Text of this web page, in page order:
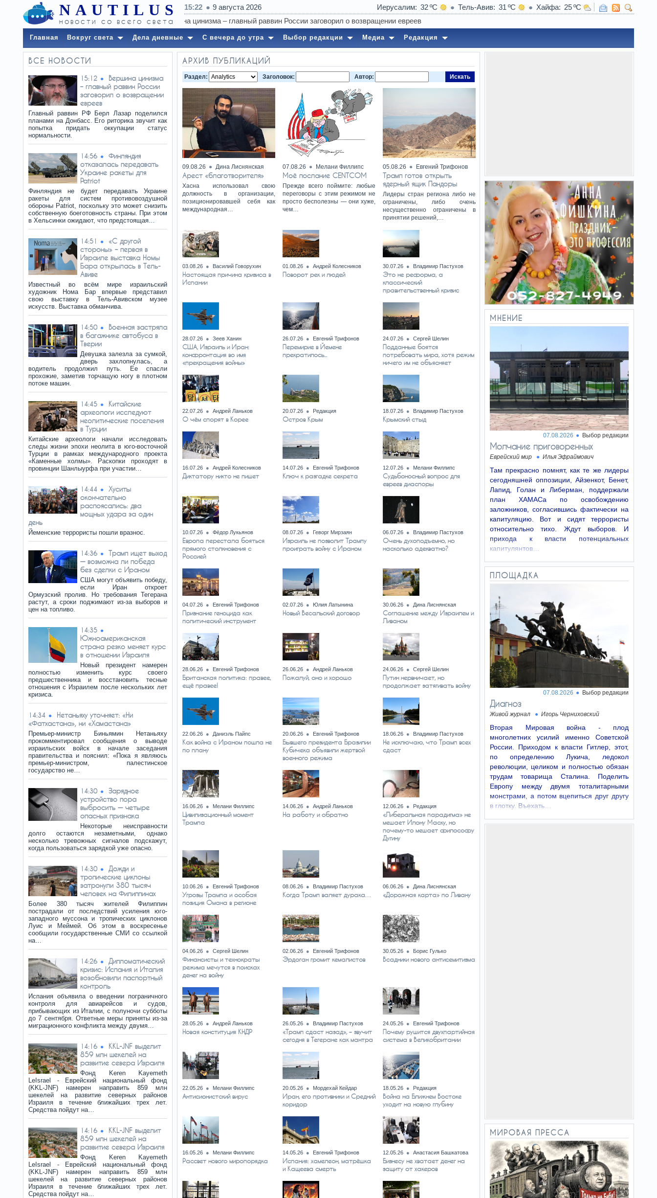
NAUTILUS
новости со всего света
15:22 9 августа 2026 Иерусалим 32 Тель-Авив 31 Хайфа
25
14:50
Военная застряла в багажнике автобуса в Тверии
Главная Вокруг света Дела дневные С вечера до утра Выбор редакции Медиа Редакция
ВСЕ НОВОСТИ
15:12
Вершина цинизма
– главный раввин России
заговорил о возвращении
евреев
Главный раввин РФ Берл Лазар поделился
планами на Донбасс. Его риторика звучит как
попытка придать оккупации статус
нормальности.
14:56
Финляндия
отказалась передавать
Украине ракеты для
Patriot
Финляндия не будет передавать Украине
ракеты для систем противовоздушной
обороны Patriot, поскольку это может снизить
собственную боеготовность страны. При этом
в Хельсинки ожидают, что предстоящая…
14:51
«С другой
стороны» – первая в
Израиле выставка Номы
Бара открылась в Тель-
Авиве
Известный во всём мире израильский
художник Нома Бар впервые представил
свою выставку в Тель-Авивском музее
искусств. Выставка обманчива.
14:50
Военная застряла
в багажнике автобуса в
Тверии
Девушка залезла за сумкой,
дверь захлопнулась, а
водитель продолжил путь. Ее спасли
прохожие, заметив торчащую ногу в плотном
потоке машин.
14:45
Китайские
археологи исследуют
неолитические поселения
в Турции
Китайские археологи начали исследовать
следы жизни эпохи неолита в юго-восточной
Турции в рамках международного проекта
«Каменные холмы». Раскопки проходят в
провинции Шанлыурфа при участии…
14:44
Хуситы
окончательно
распоясались: два
мощных удара за один
день
Йеменские террористы пошли вразнос.
14:36
Трамп ищет выход
— возможна ли победа
без сделки с Ираном
США могут объявить победу,
если Иран откроет
Ормузский пролив. Но требования Тегерана
растут, а сроки поджимают из-за выборов и
цен на топливо.
14:35
Южноамериканская
страна резко меняет курс
в отношении Израиля
Новый президент намерен
полностью изменить курс своего
предшественника и восстановить тесные
отношения с Израилем после нескольких лет
кризиса.
14:34
Нетаньяху уточняет: «Ни
«Фатхастана», ни «Хамастана»
Премьер-министр Биньямин Нетаньяху
прокомментировал сообщения о выводе
израильских войск в начале заседания
правительства и пояснил: «Пока я являюсь
премьер-министром, палестинское
государство не…
14:30
Зарядное
устройство пора
выбросить — четыре
опасных признака
Некоторые неисправности
долго остаются незаметными, однако
несколько тревожных сигналов подскажут,
когда пользоваться зарядкой уже опасно.
14:30
Дожди и
тропические циклоны
затронули 380 тысяч
человек на Филиппинах
Более 380 тысяч жителей Филиппин
пострадали от последствий усиления юго-
западного муссона и тропических циклонов
Луис и Меймей. Об этом в воскресенье
сообщили государственные СМИ со ссылкой
на…
14:26
Дипломатический
кризис: Испания и Италия
возобновили паспортный
контроль
Испания объявила о введении пограничного
контроля для авиарейсов и судов,
прибывающих из Италии, с полуночи субботы
до 7 сентября. Ответные меры приняты из-за
миграционного конфликта между двумя…
14:16
KKL-JNF выделит
859 млн шекелей на
развитие севера Израиля
Фонд Keren Kayemeth
LeIsrael - Еврейский национальный фонд
(KKL-JNF) намерен направить 859 млн
шекелей на развитие северных районов
Израиля в течение ближайших трех лет.
Средства пойдут на…
14:16
KKL-JNF выделит
859 млн шекелей на
развитие севера Израиля
Фонд Keren Kayemeth
LeIsrael - Еврейский национальный фонд
(KKL-JNF) намерен направить 859 млн
шекелей на развитие северных районов
Израиля в течение ближайших трех лет.
Средства пойдут на…
АРХИВ ПУБЛИКАЦИЙ
Раздел: Заголовок: Автор: Искать
09.08.26 Дина Лиснянская
Арест «благотворителя»
Хасна использовал свою
должность в организации,
позиционировавшей себя как
международная…
07.08.26 Мелани Филлипс
Моё послание CENTCOM
Прежде всего поймите: любые
переговоры с этим режимом не
просто бесполезны — они хуже,
чем…
05.08.26 Евгений Трифонов
Трамп готов открыть
ядерный ящик Пандоры
Лидеры стран региона либо не
ограничены, либо очень
несущественно ограничены в
принятии решений,…
03.08.26 Василий Говорухин
Настоящая причина кризиса в
Испании
01.08.26 Андрей Колесников
Поворот рек и людей
30.07.26 Владимир Пастухов
Это не реформа, а
классический
правительственный кризис
28.07.26 Зеев Ханин
США, Израиль и Иран:
конфронтация во имя
«прекращения войны»
26.07.26 Евгений Трифонов
Перемирие в Йемене
прекратилось...
24.07.26 Сергей Шелин
Подданные боятся
потребовать мира, хотя режим
ничего им не объясняет
22.07.26 Андрей Ланьков
О чём спорят в Корее
20.07.26 Редакция
Остров Крым
18.07.26 Владимир Пастухов
Крымский стыд
16.07.26 Андрей Колесников
Диктатору никто не пишет
14.07.26 Евгений Трифонов
Ключ к разгадке секрета
12.07.26 Мелани Филлипс
Судьбоносный вопрос для
евреев диаспоры
10.07.26 Фёдор Лукьянов
Европа перестала бояться
прямого столкновения с
Россией
08.07.26 Геворг Мирзаян
Израиль не позволит Трампу
проиграть войну с Ираном
06.07.26 Владимир Пастухов
Очень духоподъемно, но
насколько адекватно?
04.07.26 Евгений Трифонов
Признание геноцида как
политический инструмент
02.07.26 Юлия Латынина
Новый Весальский договор
30.06.26 Дина Лиснянская
Соглашение между Израилем и
Ливаном
28.06.26 Евгений Трифонов
Британская политика: правее,
ещё правее!
26.06.26 Андрей Ланьков
Пожалуй, оно и хорошо
24.06.26 Сергей Шелин
Путин нервничает, но
продолжает затягивать войну
22.06.26 Даниэль Пайпс
Как война с Ираном пошла не
по плану
20.06.26 Евгений Трифонов
Бывшего президента Бразилии
Кубичека объявили жертвой
военного режима
18.06.26 Владимир Пастухов
Не исключаю, что Трамп всех
сдаст
16.06.26 Мелани Филлипс
Цивилизационный момент
Трампа
14.06.26 Андрей Ланьков
На работу и обратно
12.06.26 Редакция
«Либеральная парадигма» не
мешает Илону Маску, но
почему-то мешает философу
Дугину
10.06.26 Евгений Трифонов
Угрозы Трампа и особая
позиция Омана в регионе
08.06.26 Владимир Пастухов
Когда Трамп валяет дурака…
06.06.26 Дина Лиснянская
«Дорожная карта» по Ливану
04.06.26 Сергей Шелин
Финансисты и технократы
режима мечутся в поисках
денег на войну
02.06.26 Евгений Трифонов
Эрдоган громит кемалистов
30.05.26 Борис Гулько
Всадники нового антисемитизма
28.05.26 Андрей Ланьков
Новая конституция КНДР
26.05.26 Владимир Пастухов
«Трамп сдаст назад», – звучит
сегодня в Тегеране как мантра
24.05.26 Евгений Трифонов
Почему рушится двухпартийная
система в Великобритании
22.05.26 Мелани Филлипс
Антисионистский вирус
20.05.26 Мордехай Кейдар
Иран, его противники и Средний
коридор
18.05.26 Редакция
Война на Ближнем Востоке
уходит на новую глубину
16.05.26 Мелани Филлипс
Рассвет нового миропорядка
14.05.26 Евгений Трифонов
Испания: хамелеон, матрёшка
и Кащеева смерть
12.05.26 Анастасия Башкатова
Бизнесу не хватает денег на
защиту от хакеров
МНЕНИЕ
07.08.2026 Выбор редакции
Молчание приговоренных
Еврейский мир Илья Эфраймович
Там прекрасно помнят, как те же лидеры
сегодняшней оппозиции, Айзенкот, Бенет,
Лапид, Голан и Либерман, поддержали
план ХАМАСа по освобождению
заложников, согласившись фактически на
капитуляцию. Вот и сидят террористы
относительно тихо. Ждут выборов. И
прихода к власти потенциальных
капитулянтов…
ПЛОЩАДКА
07.08.2026 Выбор редакции
Диагноз
Живой журнал Игорь Черниховский
Вторая Мировая война - плод
многолетних усилий именно Советской
России. Приходом к власти Гитлер, этот,
по определению Лукича, ледокол
революции, целиком и полностью обязан
трудам товарища Сталина. Поделить
Европу между двумя тоталитарными
монстрами, а потом вцепиться друг другу
в глотку. Въехать…
МИРОВАЯ ПРЕССА